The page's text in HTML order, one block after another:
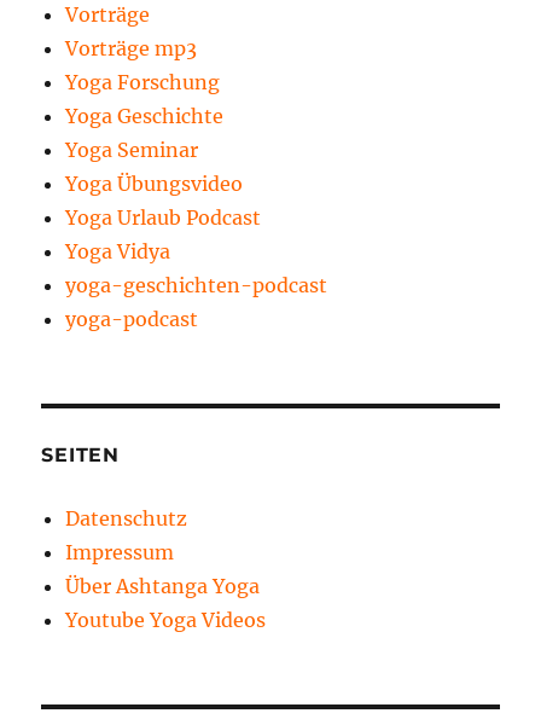
Vorträge
Vorträge mp3
Yoga Forschung
Yoga Geschichte
Yoga Seminar
Yoga Übungsvideo
Yoga Urlaub Podcast
Yoga Vidya
yoga-geschichten-podcast
yoga-podcast
SEITEN
Datenschutz
Impressum
Über Ashtanga Yoga
Youtube Yoga Videos